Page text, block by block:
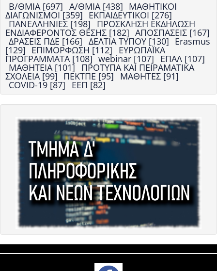
Β/ΘΜΙΑ [697] Α/ΘΜΙΑ [438] ΜΑΘΗΤΙΚΟΙ
ΔΙΑΓΩΝΙΣΜΟΙ [359] ΕΚΠΑΙΔΕΥΤΙΚΟΙ [276]
ΠΑΝΕΛΛΗΝΙΕΣ [198] ΠΡΟΣΚΛΗΣΗ ΕΚΔΗΛΩΣΗ
ΕΝΔΙΑΦΕΡΟΝΤΟΣ ΘΕΣΗΣ [182] ΑΠΟΣΠΑΣΕΙΣ [167]
ΔΡΑΣΕΙΣ ΠΔΕ [166] ΔΕΛΤΙΑ ΤΥΠΟΥ [130] Erasmus
[129] ΕΠΙΜΟΡΦΩΣΗ [112] ΕΥΡΩΠΑΪΚΑ
ΠΡΟΓΡΑΜΜΑΤΑ [108] webinar [107] ΕΠΑΛ [107]
ΜΑΘΗΤΕΙΑ [101] ΠΡΟΤΥΠΑ ΚΑΙ ΠΕΙΡΑΜΑΤΙΚΑ
ΣΧΟΛΕΙΑ [99] ΠΕΚΤΠΕ [95] ΜΑΘΗΤΕΣ [91]
COVID-19 [87] ΕΕΠ [82]